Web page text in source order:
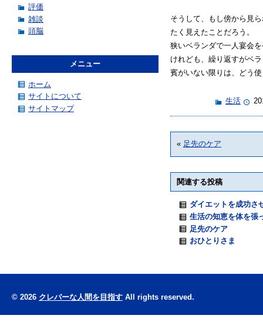
そうして、もし傍から見
たく見えたことだろう。
狭いベランダで一人宴会
けれども、繰り返すがベ
賓がいない限りは、どう
生活
« 足先のケア
関連する投稿
ダイエットを成功さ
生活の知恵を体を張
足先のケア
おひとりさま
評価
雑談
頭脳
メニュー
ホーム
サイトについて
サイトマップ
© 2026 クレバーな人間を目指す All rights reserved.